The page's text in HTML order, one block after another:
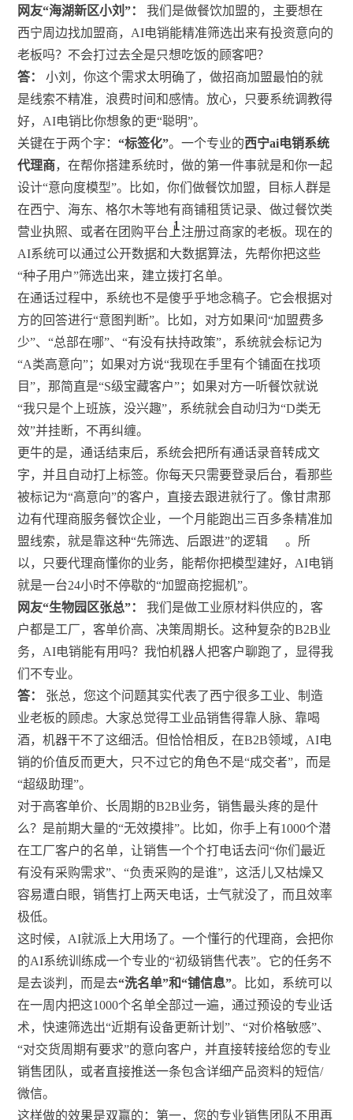
1
1
1
网友“海湖新区小刘”：
我们是做餐饮加盟的，主要想在
西宁周边找加盟商，AI电销能精准筛选出来有投资意向的
老板吗？不会打过去全是只想吃饭的顾客吧？
答：
小刘，你这个需求太明确了，做招商加盟最怕的就
是线索不精准，浪费时间和感情。放心，只要系统调教得
好，AI电销比你想象的更“聪明”。
关键在于两个字：“标签化”。一个专业的西宁ai电销系统
代理商，在帮你搭建系统时，做的第一件事就是和你一起
设计“意向度模型”。比如，你们做餐饮加盟，目标人群是
在西宁、海东、格尔木等地有商铺租赁记录、做过餐饮类
营业执照、或者在团购平台上注册过商家的老板。现在的
AI系统可以通过公开数据和大数据算法，先帮你把这些
“种子用户”筛选出来，建立拨打名单。
在通话过程中，系统也不是傻乎乎地念稿子。它会根据对
方的回答进行“意图判断”。比如，对方如果问“加盟费多
少”、“总部在哪”、“有没有扶持政策”，系统就会标记为
“A类高意向”；如果对方说“我现在手里有个铺面在找项
目”，那简直是“S级宝藏客户”；如果对方一听餐饮就说
“我只是个上班族，没兴趣”，系统就会自动归为“D类无
效”并挂断，不再纠缠。
更牛的是，通话结束后，系统会把所有通话录音转成文
字，并且自动打上标签。你每天只需要登录后台，看那些
被标记为“高意向”的客户，直接去跟进就行了。像甘肃那
边有代理商服务餐饮企业，一个月能跑出三百多条精准加
盟线索，就是靠这种“先筛选、后跟进”的逻辑
1
。所
以，只要代理商懂你的业务，能帮你把模型建好，AI电销
就是一台24小时不停歇的“加盟商挖掘机”。
网友“生物园区张总”：
我们是做工业原材料供应的，客
户都是工厂，客单价高、决策周期长。这种复杂的B2B业
务，AI电销能有用吗？我怕机器人把客户聊跑了，显得我
们不专业。
答：
张总，您这个问题其实代表了西宁很多工业、制造
业老板的顾虑。大家总觉得工业品销售得靠人脉、靠喝
酒，机器干不了这细活。但恰恰相反，在B2B领域，AI电
销的价值反而更大，只不过它的角色不是“成交者”，而是
“超级助理”。
对于高客单价、长周期的B2B业务，销售最头疼的是什
么？是前期大量的“无效摸排”。比如，你手上有1000个潜
在工厂客户的名单，让销售一个个打电话去问“你们最近
有没有采购需求”、“负责采购的是谁”，这活儿又枯燥又
容易遭白眼，销售打上两天电话，士气就没了，而且效率
极低。
这时候，AI就派上大用场了。一个懂行的代理商，会把你
的AI系统训练成一个专业的“初级销售代表”。它的任务不
是去谈判，而是去“洗名单”和“铺信息”。比如，系统可以
在一周内把这1000个名单全部过一遍，通过预设的专业话
术，快速筛选出“近期有设备更新计划”、“对价格敏感”、
“对交货周期有要求”的意向客户，并直接转接给您的专业
销售团队，或者直接推送一条包含详细产品资料的短信/
微信。
这样做的效果是双赢的：第一，您的专业销售团队不用再